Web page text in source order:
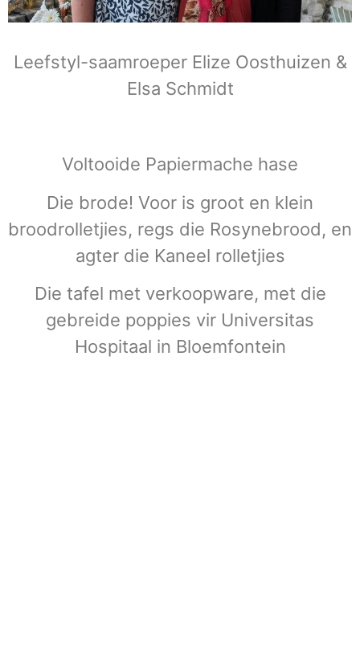
Leefstyl-saamroeper Elize Oosthuizen &
Elsa Schmidt
Voltooide Papiermache hase
Die brode! Voor is groot en klein
broodrolletjies, regs die Rosynebrood, en
agter die Kaneel rolletjies
Die tafel met verkoopware, met die
gebreide poppies vir Universitas
Hospitaal in Bloemfontein